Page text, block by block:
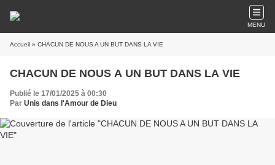
MENU
Accueil » CHACUN DE NOUS A UN BUT DANS LA VIE
CHACUN DE NOUS A UN BUT DANS LA VIE
Publié le 17/01/2025 à 00:30
Par Unis dans l'Amour de Dieu